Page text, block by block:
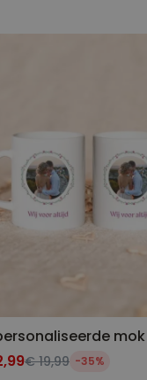
tekst
met tekst
Meer dan
1.700keer
gekocht
Bierpul
€ 19,99 -35%